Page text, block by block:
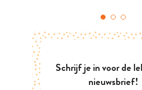
Schrijf je in voor de
nieuwsbrief!